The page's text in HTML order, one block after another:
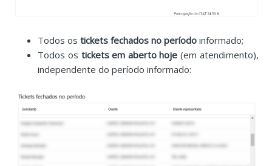
Todos ostickets fechados no período informado;
Todos os tickets em aberto hoje (em atendimento),
independente do período informado: